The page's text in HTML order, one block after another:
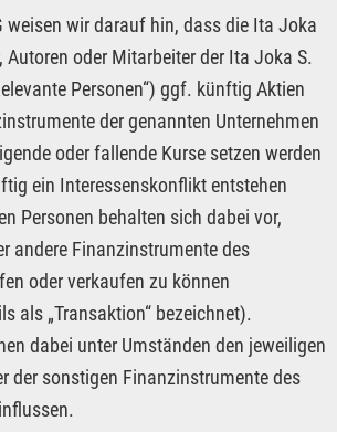
weisen wir darauf hin, dass die Ita Joka
Autoren oder Mitarbeiter der Ita Joka S.
Personen“) ggf. künftig Aktien
der genannten Unternehmen
oder fallende Kurse setzen werden
ein Interessenskonflikt entstehen
Personen behalten sich dabei vor,
andere Finanzinstrumente des
oder verkaufen zu können
als „Transaktion“ bezeichnet).
dabei unter Umständen den jeweiligen
der sonstigen Finanzinstrumente des